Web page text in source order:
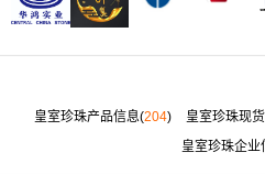
皇室珍珠产品信息(204) 皇室珍珠现
皇室珍珠企业